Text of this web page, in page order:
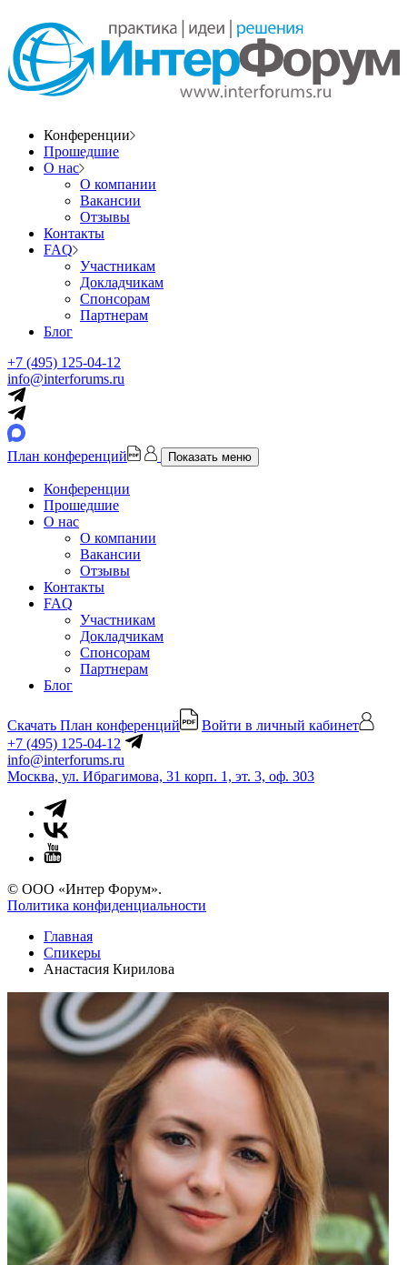
Конференции
Прошедшие
О нас
О компании
Вакансии
Отзывы
Контакты
FAQ
Участникам
Докладчикам
Спонсорам
Партнерам
Блог
+7 (495) 125-04-12
info@interforums.ru
План конференций Показать меню
Конференции
Прошедшие
О нас
О компании
Вакансии
Отзывы
Контакты
FAQ
Участникам
Докладчикам
Спонсорам
Партнерам
Блог
Скачать План конференций
Войти в личный кабинет
+7 (495) 125-04-12
info@interforums.ru
Москва, ул. Ибрагимова, 31 корп. 1, эт. 3, оф. 303
© ООО «Интер Форум».
Политика конфиденциальности
Главная
Спикеры
Анастасия Кирилова